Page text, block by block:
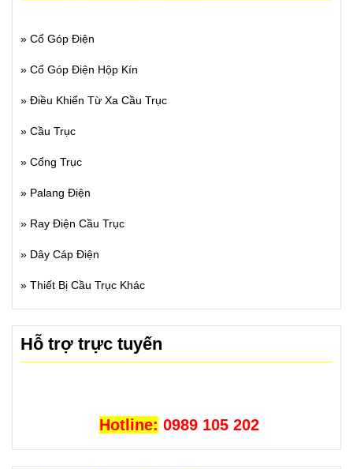
» Cổ Góp Điện
» Cổ Góp Điện Hộp Kín
» Điều Khiển Từ Xa Cầu Trục
» Cầu Trục
» Cổng Trục
» Palang Điện
» Ray Điện Cầu Trục
» Dây Cáp Điện
» Thiết Bị Cầu Trục Khác
Hỗ trợ trực tuyến
Hotline: 0989 105 202